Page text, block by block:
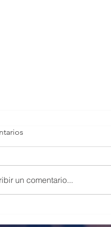
un comentario...